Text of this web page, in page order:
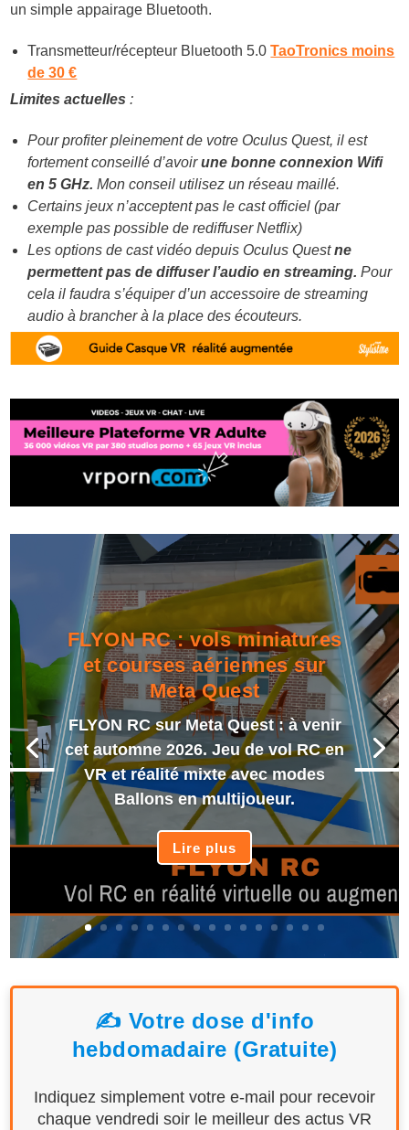
un simple appairage Bluetooth.
Transmetteur/récepteur Bluetooth 5.0TaoTronics moins
de 30 €
Limites actuelles :
Pour profiter pleinement de votre Oculus Quest, il est
fortement conseillé d’avoirune bonne connexion Wifi
en 5 GHz.Mon conseil utilisez un réseau maillé.
Certains jeux n’acceptent pas le cast officiel (par
exemple pas possible de rediffuser Netflix)
Les options de cast vidéo depuis Oculus Questne
permettent pas de diffuser l’audio en streaming. Pour
cela il faudra s’équiper d’un accessoire de streaming
audio à brancher à la place des écouteurs.
FLYON RC : vols miniatures
et courses aériennes sur
Meta Quest
FLYON RC sur Meta Quest : à venir
cet automne 2026. Jeu de vol RC en
VR et réalité mixte avec modes
Ballons en multijoueur.
Lire plus
✍️ Votre dose d'info
hebdomadaire (Gratuite)
Indiquez simplement votre e-mail pour recevoir
chaque vendredi soir le meilleur des actus VR